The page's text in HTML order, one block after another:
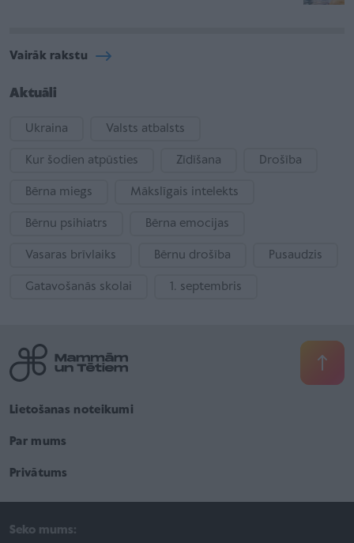
Vairāk rakstu
Aktuāli
Ukraina Valsts atbalsts
Kur šodien atpūsties Zīdīšana Drošība
Bērna miegs Mākslīgais intelekts
Bērnu psihiatrs Bērna emocijas
Vasaras brīvlaiks Bērnu drošība Pusaudzis
Gatavošanās skolai 1. septembris
Lietošanas noteikumi
Par mums
Privātums
Seko mums: